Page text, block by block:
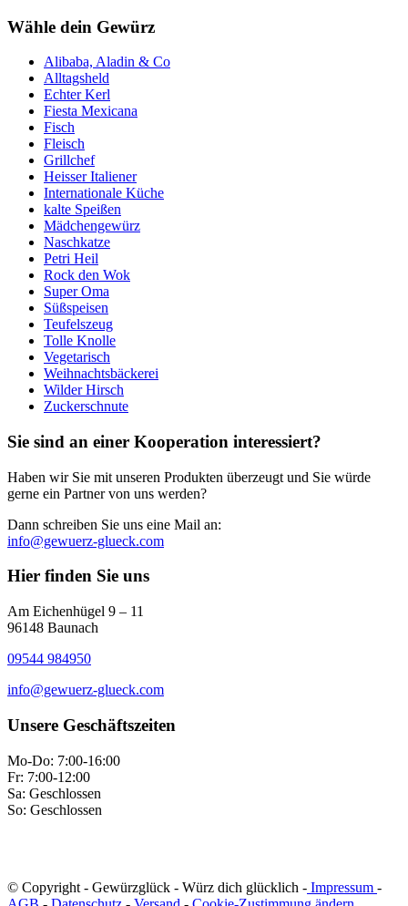
Wähle dein Gewürz
Alibaba, Aladin & Co
Alltagsheld
Echter Kerl
Fiesta Mexicana
Fisch
Fleisch
Grillchef
Heisser Italiener
Internationale Küche
kalte Speißen
Mädchengewürz
Naschkatze
Petri Heil
Rock den Wok
Super Oma
Süßspeisen
Teufelszeug
Tolle Knolle
Vegetarisch
Weihnachtsbäckerei
Wilder Hirsch
Zuckerschnute
Sie sind an einer Kooperation interessiert?
Haben wir Sie mit unseren Produkten überzeugt und Sie würde
gerne ein Partner von uns werden?
Dann schreiben Sie uns eine Mail an:
info@gewuerz-glueck.com
Hier finden Sie uns
Am Eichenhügel 9 – 11
96148 Baunach
09544 984950
info@gewuerz-glueck.com
Unsere Geschäftszeiten
Mo-Do: 7:00-16:00
Fr: 7:00-12:00
Sa: Geschlossen
So: Geschlossen
© Copyright - Gewürzglück - Würz dich glücklich - Impressum -